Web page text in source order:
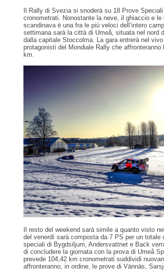
Il Rally di Svezia si snoderà su 18 Prove
cronometrati. Nonostante la neve, il ghiaccio e le
scandinava è una fra le più veloci dell’intero
settimana sarà la città di Umeå, situata nel nord
dalla capitale Stoccolma. La gara entrerà nel
protagonisti del Mondiale Rally che
km.
Il resto del weekend sarà simile a quanto visto
del venerdì sarà composta da 7 PS per un totale
speciali di Bygdsiljum, Andersvattnet e Back
di concludere la giornata con la prova di Umeå
prevede 104,42 km cronometrati suddividi
affronteranno, in ordine, le prove di Vännäs,